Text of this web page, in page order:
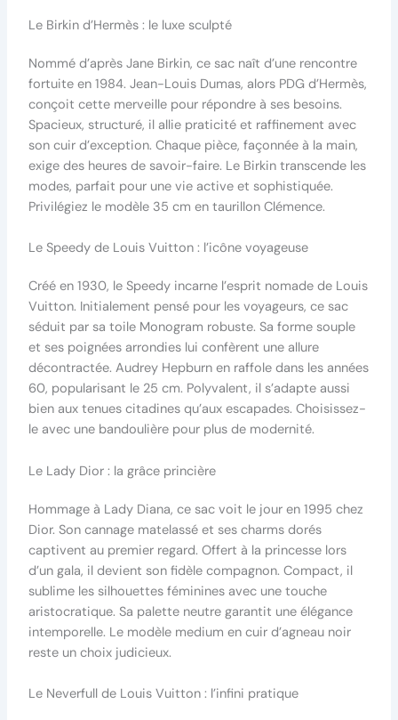
Le Birkin d’Hermès : le luxe sculpté
Nommé d’après Jane Birkin, ce sac naît d’une rencontre
fortuite en 1984. Jean-Louis Dumas, alors PDG d’Hermès,
conçoit cette merveille pour répondre à ses besoins.
Spacieux, structuré, il allie praticité et raffinement avec
son cuir d’exception. Chaque pièce, façonnée à la main,
exige des heures de savoir-faire. Le Birkin transcende les
modes, parfait pour une vie active et sophistiquée.
Privilégiez le modèle 35 cm en taurillon Clémence.
Le Speedy de Louis Vuitton : l’icône voyageuse
Créé en 1930, le Speedy incarne l’esprit nomade de Louis
Vuitton. Initialement pensé pour les voyageurs, ce sac
séduit par sa toile Monogram robuste. Sa forme souple
et ses poignées arrondies lui confèrent une allure
décontractée. Audrey Hepburn en raffole dans les années
60, popularisant le 25 cm. Polyvalent, il s’adapte aussi
bien aux tenues citadines qu’aux escapades. Choisissez-
le avec une bandoulière pour plus de modernité.
Le Lady Dior : la grâce princière
Hommage à Lady Diana, ce sac voit le jour en 1995 chez
Dior. Son cannage matelassé et ses charms dorés
captivent au premier regard. Offert à la princesse lors
d’un gala, il devient son fidèle compagnon. Compact, il
sublime les silhouettes féminines avec une touche
aristocratique. Sa palette neutre garantit une élégance
intemporelle. Le modèle medium en cuir d’agneau noir
reste un choix judicieux.
Le Neverfull de Louis Vuitton : l’infini pratique